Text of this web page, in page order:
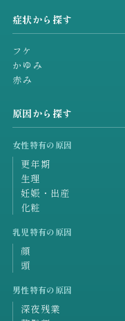
症状から探す
フケ
かゆみ
赤み
原因から探す
女性特有の原因
更年期
生理
妊娠・出産
化粧
乳児特有の原因
顔
頭
男性特有の原因
深夜残業